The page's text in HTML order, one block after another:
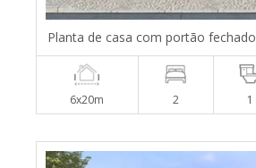
Planta de casa com portão fechado
6x20m 2 1